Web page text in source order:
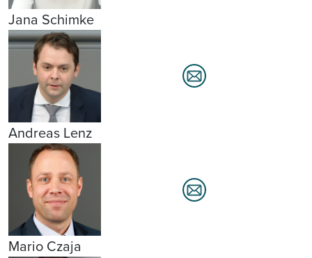
Jana Schimke
Andreas Lenz
Mario Czaja